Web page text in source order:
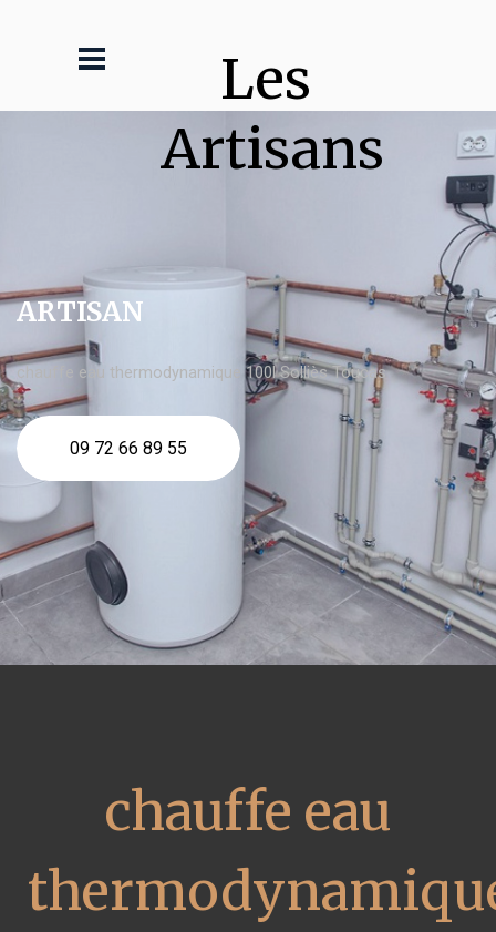
Les
Artisans
ARTISAN
chauffe eau thermodynamique 100l Solliès Toucas
09 72 66 89 55
chauffe eau